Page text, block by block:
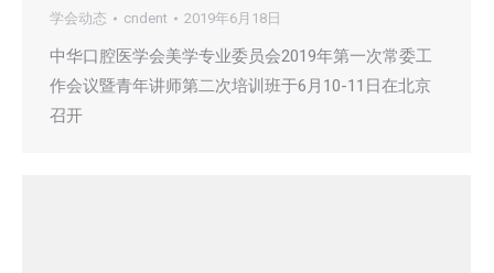
学会动态 cndent 2019年6月18日
中华口腔医学会美学专业委员会2019年第一次常委工
作会议暨青年讲师第二次培训班于6月10-11日在北京
召开